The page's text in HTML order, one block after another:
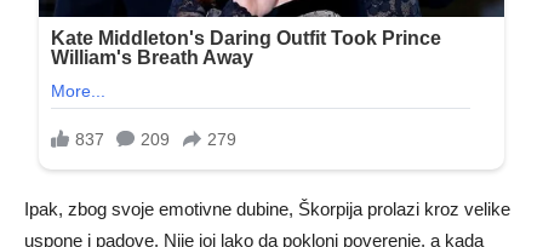
Ipak, zbog svoje emotivne dubine, Škorpija prolazi kroz velike
uspone i padove. Nije joj lako da pokloni poverenje, a kada